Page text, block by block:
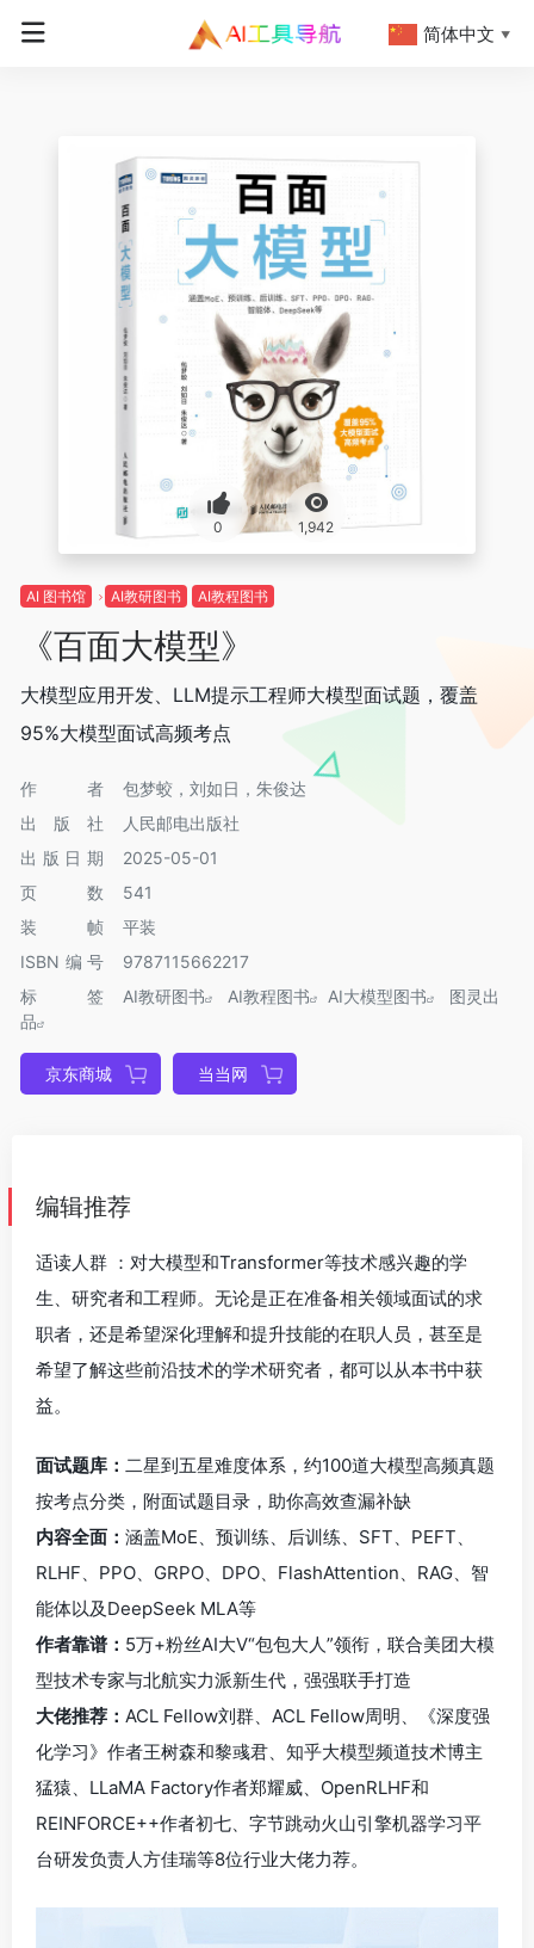
0 1,942
AI 图书馆 AI教研图书 AI教程图书
《百面大模型》
大模型应用开发、LLM提示工程师大模型面试题，覆盖
95%大模型面试高频考点
作者
包梦蛟，刘如日，朱俊达
出版社
人民邮电出版社
出版日期
2025-05-01
页数
541
装帧
平装
ISBN编号
9787115662217
标签
AI教研图书 AI教程图书 AI大模型图书
图灵出
品
京东商城 当当网
编辑推荐
适读人群 ：对大模型和Transformer等技术感兴趣的学
生、研究者和工程师。无论是正在准备相关领域面试的求
职者，还是希望深化理解和提升技能的在职人员，甚至是
希望了解这些前沿技术的学术研究者，都可以从本书中获
益。
面试题库： 二星到五星难度体系，约100道大模型高频真题
按考点分类，附面试题目录，助你高效查漏补缺
内容全面： 涵盖MoE、预训练、后训练、SFT、PEFT、
RLHF、PPO、GRPO、DPO、FlashAttention、RAG、智
能体以及DeepSeek MLA等
作者靠谱： 5万+粉丝AI大V“包包大人”领衔，联合美团大模
型技术专家与北航实力派新生代，强强联手打造
大佬推荐： ACL Fellow刘群、ACL Fellow周明、《深度强
化学习》作者王树森和黎彧君、知乎大模型频道技术博主
猛猿、LLaMA Factory作者郑耀威、OpenRLHF和
REINFORCE++作者初七、字节跳动火山引擎机器学习平
台研发负责人方佳瑞等8位行业大佬力荐。
简体中文 ▼